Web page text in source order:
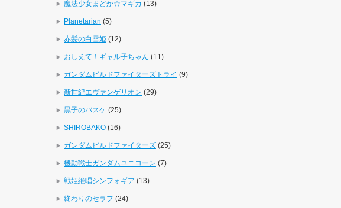
魔法少女まどか☆マギカ (13)
Planetarian (5)
赤髪の白雪姫 (12)
おしえて！ギャル子ちゃん (11)
ガンダムビルドファイターズトライ (9)
新世紀エヴァンゲリオン (29)
黒子のバスケ (25)
SHIROBAKO (16)
ガンダムビルドファイターズ (25)
機動戦士ガンダムユニコーン (7)
戦姫絶唱シンフォギア (13)
終わりのセラフ (24)